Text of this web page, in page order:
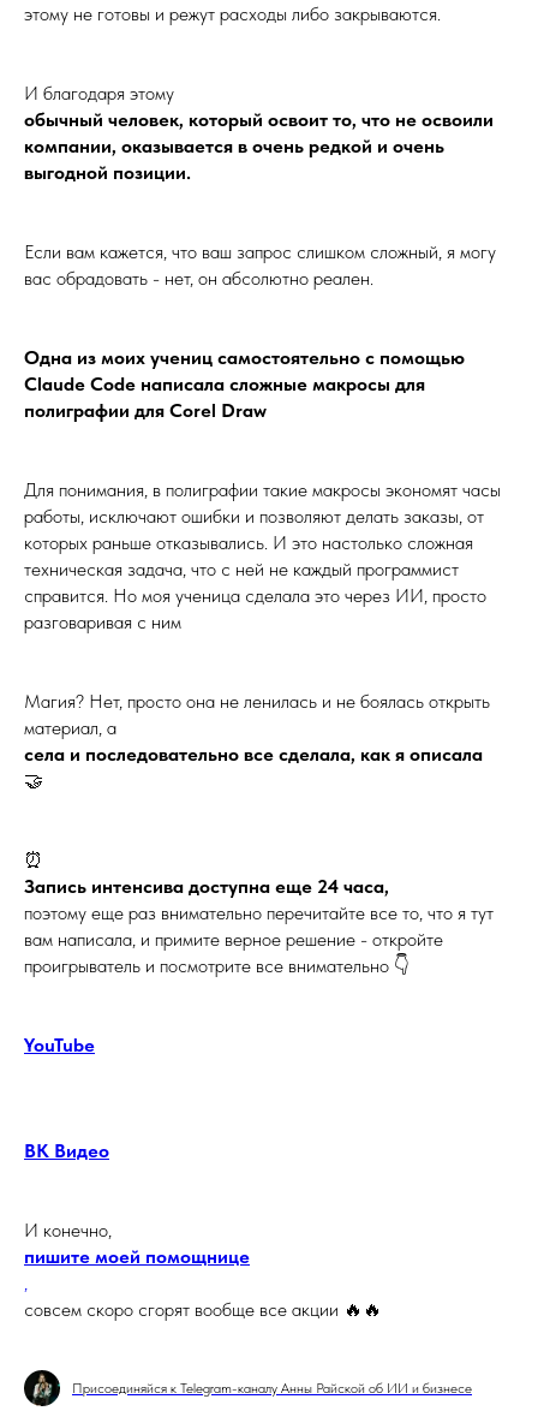
этому не готовы и режут расходы либо закрываются.
И благодаря этому
обычный человек, который освоит то, что не освоили
компании, оказывается в очень редкой и очень
выгодной позиции.
Если вам кажется, что ваш запрос слишком сложный, я могу
вас обрадовать - нет, он абсолютно реален.
Одна из моих учениц самостоятельно с помощью
Claude Code написала сложные макросы для
полиграфии для Corel Draw
Для понимания, в полиграфии такие макросы экономят часы
работы, исключают ошибки и позволяют делать заказы, от
которых раньше отказывались. И это настолько сложная
техническая задача, что с ней не каждый программист
справится. Но моя ученица сделала это через ИИ, просто
разговаривая с ним
Магия? Нет, просто она не ленилась и не боялась открыть
материал, а
села и последовательно все сделала, как я описала
🤝
⏰
Запись интенсива доступна еще 24 часа,
поэтому еще раз внимательно перечитайте все то, что я тут
вам написала, и примите верное решение - откройте
проигрыватель и посмотрите все внимательно 👇
YouTube
ВК Видео
И конечно,
пишите моей помощнице
совсем скоро сгорят вообще все акции 🔥🔥
Присоединяйся к Telegram-каналу Анны Райской об ИИ и бизнесе